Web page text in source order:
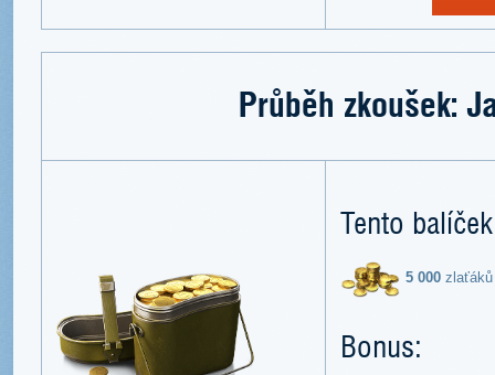
Průběh zkoušek:
Tento
5 000 zlaťáků
Bonus: